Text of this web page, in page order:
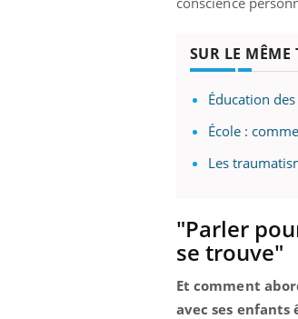
SUR LE MÊME
Éducation
École :
Les
"Parler
se trouve"
Et comment
avec ses enfants